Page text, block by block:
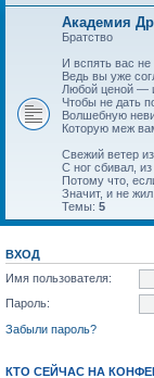
Академия
Братство
И вспять вас
Ведь вы уже
Любой ценой —
Чтобы не дать
Волшебную
Которую меж
Свежий ветер
С ног сбивал,
Потому что,
Значит, и не
Темы: 5
ВХОД
Имя пользователя:
Пароль:
Забыли пароль?
КТО СЕЙЧАС НА